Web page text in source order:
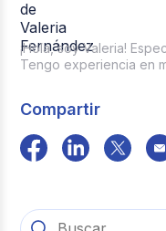
¡Hola, soy Valeria!
Tengo experiencia en
Compartir